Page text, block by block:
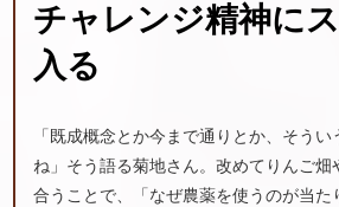
チャレンジ精神に
入る
「既成概念とか今まで通りとか、そう
ね」そう語る菊地さん。改めてりんご畑
合うことで、「なぜ農薬を使うのが当た